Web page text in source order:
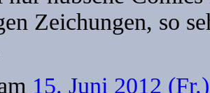
Zeichungen, so
15. Juni 2012